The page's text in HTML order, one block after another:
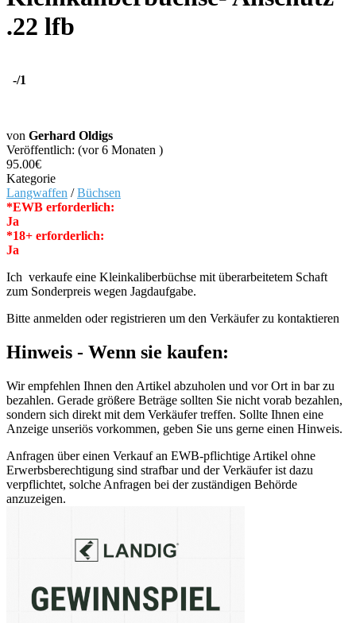
.22 lfb
-/1
von Gerhard Oldigs
Veröffentlich: (vor 6 Monaten )
95.00€
Kategorie
Langwaffen /Büchsen
*EWB erforderlich:
Ja
*18+ erforderlich:
Ja
Ich verkaufe eine Kleinkaliberbüchse mit überarbeitetem Schaft
zum Sonderpreis wegen Jagdaufgabe.
Bitte anmelden oder registrieren um den Verkäufer zu kontaktieren
Hinweis - Wenn sie kaufen:
Wir empfehlen Ihnen den Artikel abzuholen und vor Ort in bar zu
bezahlen. Gerade größere Beträge sollten Sie nicht vorab bezahlen,
sondern sich direkt mit dem Verkäufer treffen. Sollte Ihnen eine
Anzeige unseriös vorkommen, geben Sie uns gerne einen Hinweis.
Anfragen über einen Verkauf an EWB-pflichtige Artikel ohne
Erwerbsberechtigung sind strafbar und der Verkäufer ist dazu
verpflichtet, solche Anfragen bei der zuständigen Behörde
anzuzeigen.